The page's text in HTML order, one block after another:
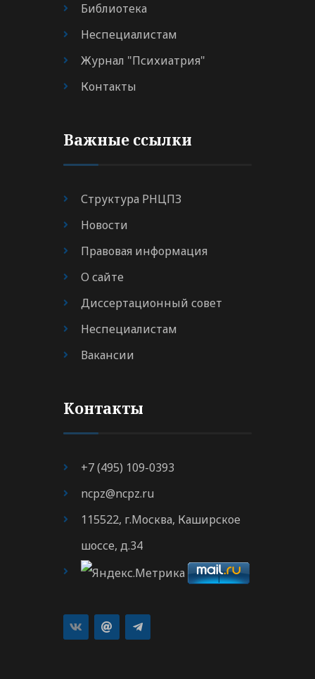
Библиотека
Неспециалистам
Журнал "Психиатрия"
Контакты
Важные ссылки
Структура РНЦПЗ
Новости
Правовая информация
О сайте
Диссертационный совет
Неспециалистам
Вакансии
Контакты
+7 (495) 109-0393
ncpz@ncpz.ru
115522, г.Москва, Каширское
шоссе, д.34